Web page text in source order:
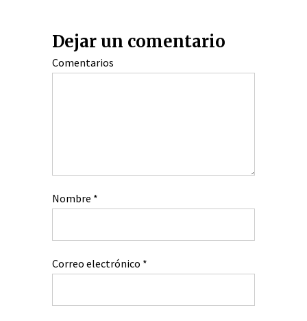
Dejar un comentario
Comentarios
Nombre *
Correo electrónico *